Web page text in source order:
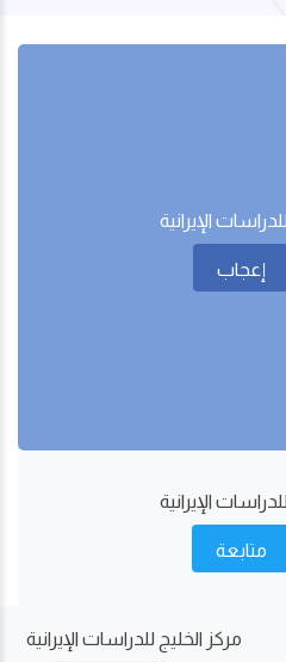
اﻹيرانية
إعجاب
اﻹيرانية
متابعة
مركز الخليج للدراسات اﻹيرانية